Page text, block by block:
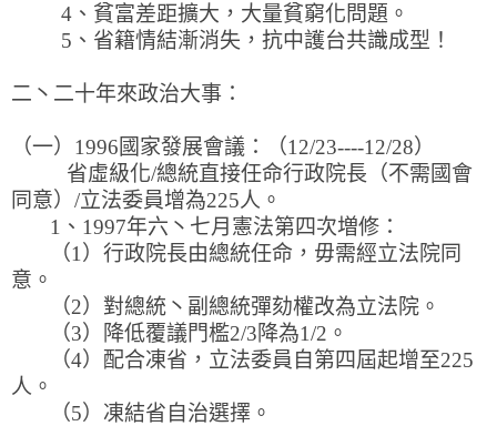
4、貧富差距擴大，大量貧窮化問題。
5、省籍情結漸消失，抗中護台共識成型！
二丶二十年來政治大事：
（一）1996國家發展會議：（12/23----12/28）
省虛級化/總統直接任命行政院長（不需國會
同意）/立法委員增為225人。
1、1997年六丶七月憲法第四次増修：
（1）行政院長由總統任命，毋需經立法院同
意。
（2）對總統丶副總統彈劾權改為立法院。
（3）降低覆議門檻2/3降為1/2。
（4）配合凍省，立法委員自第四屆起增至225
人。
（5）凍結省自治選擇。